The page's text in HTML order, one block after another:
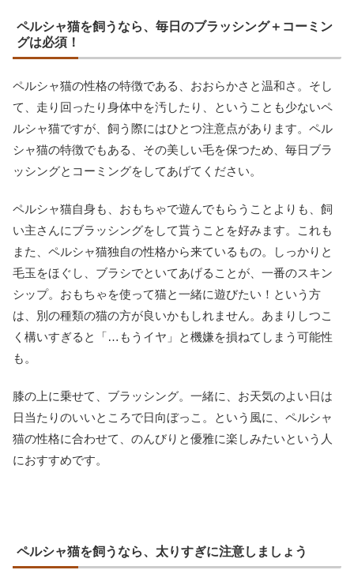
ペルシャ猫を飼うなら、毎日のブラッシング＋コーミン
グは必須！
ペルシャ猫の性格の特徴である、おおらかさと温和さ。そし
て、走り回ったり身体中を汚したり、ということも少ないペ
ルシャ猫ですが、飼う際にはひとつ注意点があります。ペル
シャ猫の特徴でもある、その美しい毛を保つため、毎日ブラ
ッシングとコーミングをしてあげてください。
ペルシャ猫自身も、おもちゃで遊んでもらうことよりも、飼
い主さんにブラッシングをして貰うことを好みます。これも
また、ペルシャ猫独自の性格から来ているもの。しっかりと
毛玉をほぐし、ブラシでといてあげることが、一番のスキン
シップ。おもちゃを使って猫と一緒に遊びたい！という方
は、別の種類の猫の方が良いかもしれません。あまりしつこ
く構いすぎると「…もうイヤ」と機嫌を損ねてしまう可能性
も。
膝の上に乗せて、ブラッシング。一緒に、お天気のよい日は
日当たりのいいところで日向ぼっこ。という風に、ペルシャ
猫の性格に合わせて、のんびりと優雅に楽しみたいという人
におすすめです。
ペルシャ猫を飼うなら、太りすぎに注意しましょう